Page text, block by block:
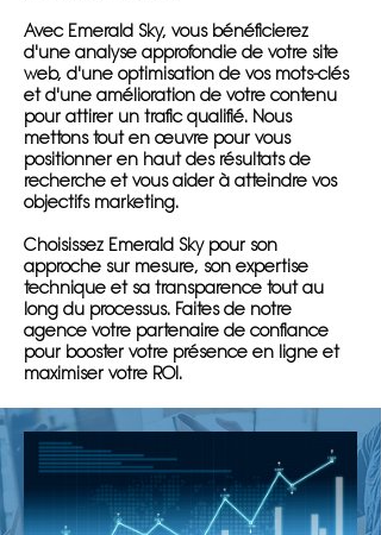
Avec Emerald Sky, vous bénéficierez
d'une analyse approfondie de votre site
web, d'une optimisation de vos mots-clés
et d'une amélioration de votre contenu
pour attirer un trafic qualifié. Nous
mettons tout en œuvre pour vous
positionner en haut des résultats de
recherche et vous aider à atteindre vos
objectifs marketing.
Choisissez Emerald Sky pour son
approche sur mesure, son expertise
technique et sa transparence tout au
long du processus. Faites de notre
agence votre partenaire de confiance
pour booster votre présence en ligne et
maximiser votre ROI.